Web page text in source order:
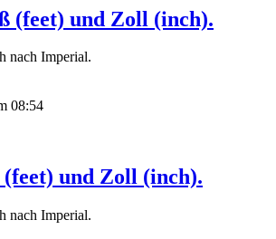
(feet) und Zoll (inch).
nach Imperial.
08:54
und Zoll (inch).
nach Imperial.